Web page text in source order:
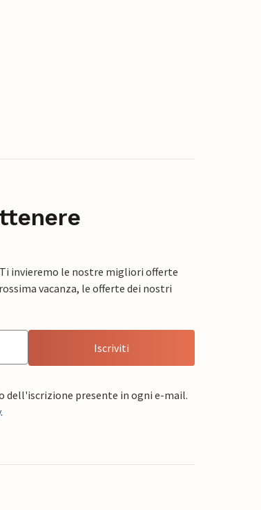
invieremo le nostre migliori offerte
vacanza, le offerte dei nostri
Iscriviti
dell'iscrizione presente in ogni e-mail.
.